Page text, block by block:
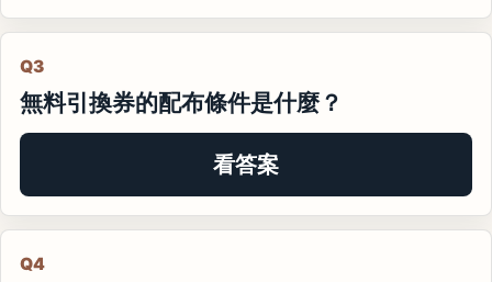
Q3
無料引換券的配布條件是什麼？
看答案
Q4